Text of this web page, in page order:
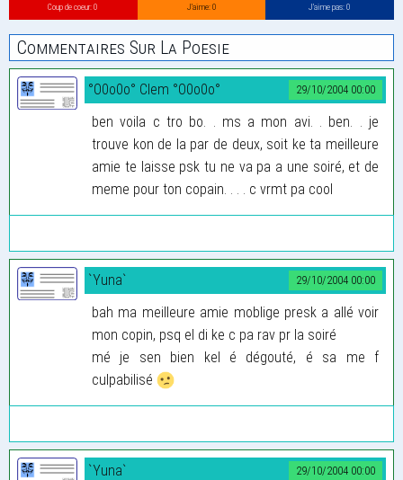
Coup de coeur: 0 J’aime: 0 J’aime pas: 0
Commentaires Sur La Poesie
29/10/2004 00:00
°O0o0o° Clem °O0o0o°
ben voila c tro bo. . ms a mon avi. . ben. . je
trouve kon de la par de deux, soit ke ta meilleure
amie te laisse psk tu ne va pa a une soiré, et de
meme pour ton copain. . . . c vrmt pa cool
29/10/2004 00:00
`Yuna`
bah ma meilleure amie moblige presk a allé voir
mon copin, psq el di ke c pa rav pr la soiré
mé je sen bien kel é dégouté, é sa me f
culpabilisé
29/10/2004 00:00
`Yuna`